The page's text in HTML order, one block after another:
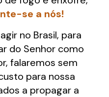
se a nós!
no Brasil, para
do Senhor como
falaremos sem
para nossa
a propagar a